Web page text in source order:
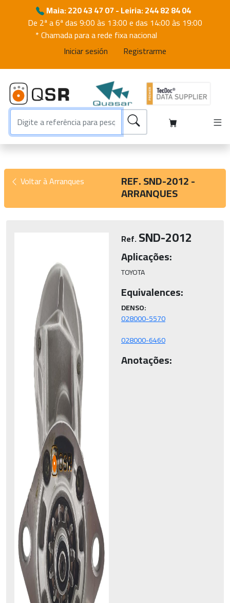
Maia: 220 43 47 07 - Leiria: 244 82 84 04
De 2ª a 6ª das 9:00 às 13:00 e das 14:00 às 19:00
* Chamada para a rede fixa nacional
Iniciar sesión
Registrarme
Voltar à Arranques REF. SND-2012 -
ARRANQUES
Ref.SND-2012
Aplicações:
TOYOTA
Equivalences:
DENSO:
028000-6460
Anotações: